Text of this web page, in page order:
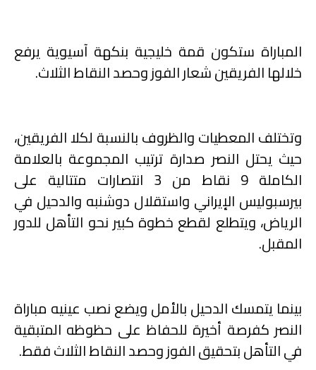
المباراة ستكون قمة خليجية بنكهة آسيوية يرفع
خلالها الفريقين شعار الفوز وحصد النقاط الثلاث.
وتختلف المعطيات والظروف بالنسبة لكلا الفريقين،
حيث يحتل النصر صدارة ترتيب المجموعة بالعلامة
الكاملة 9 نقاط من 3 انتصارات متتالية على
بيرسبوليس الإيراني واستقلال دوشنبه والدحيل في
الرياض، ويتطلع لقطع خطوة كبير نحو التأهل للدور
المقبل.
بينما يتمسك الدحيل بالأمل ويضع نصب عينيه مباراة
النصر كفرصة أخيرة للحفاظ على حظوظه المتبقية
في التأهل بتحقيق الفوز وحصد النقاط الثلاث فقط.